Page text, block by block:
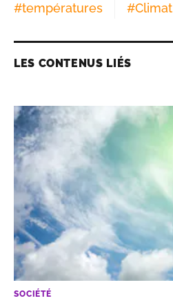
#températures #Climat
LES CONTENUS LIÉS
SOCIÉTÉ